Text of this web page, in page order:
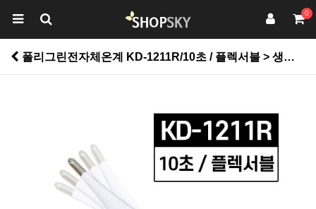
0
폴리그린전자체온계 KD-1211R/10초 / 플렉서블 > 생활건강